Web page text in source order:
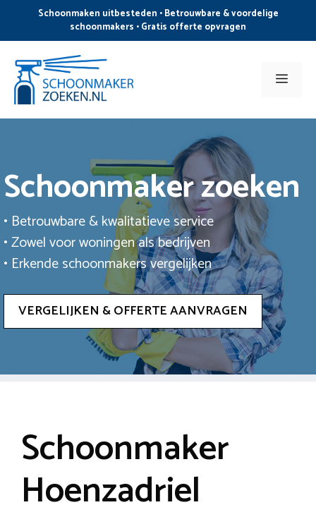
de
inhoud
Schoonmaken uitbesteden • Betrouwbare & voordelige
schoonmakers • Gratis offerte opvragen
Menu
Schoonmaker zoeken
• Betrouwbare & kwalitatieve service
• Zowel voor woningen als bedrijven
• Erkende schoonmakers vergelijken
VERGELIJKEN & OFFERTE AANVRAGEN
Schoonmaker
Hoenzadriel